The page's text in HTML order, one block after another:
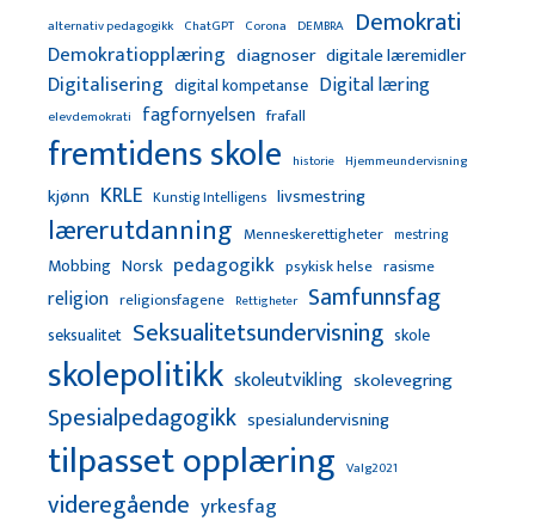
alternativ pedagogikk ChatGPT Corona DEMBRA Demokrati
Demokratiopplæring diagnoser digitale læremidler
Digitalisering digital kompetanse Digital læring
elevdemokrati fagfornyelsen frafall
fremtidens skole historie Hjemmeundervisning
kjønn KRLE Kunstig Intelligens livsmestring
lærerutdanning Menneskerettigheter mestring
Mobbing Norsk pedagogikk psykisk helse rasisme
religion religionsfagene Rettigheter Samfunnsfag
seksualitet Seksualitetsundervisning skole
skolepolitikk skoleutvikling skolevegring
Spesialpedagogikk spesialundervisning
tilpasset opplæring Valg2021
videregående yrkesfag